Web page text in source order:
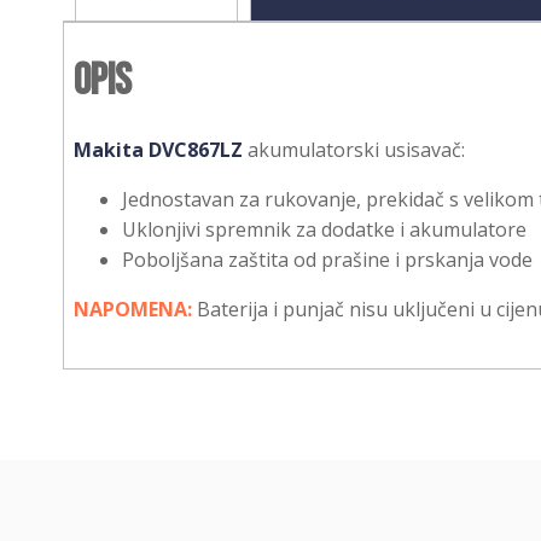
Opis
Makita DVC867LZ akumulatorski usisavač:
Jednostavan za rukovanje, prekidač s
Uklonjivi spremnik za dodatke i akumulatore
Poboljšana zaštita od prašine i prskanja vode
NAPOMENA: Baterija i punjač nisu uključeni u